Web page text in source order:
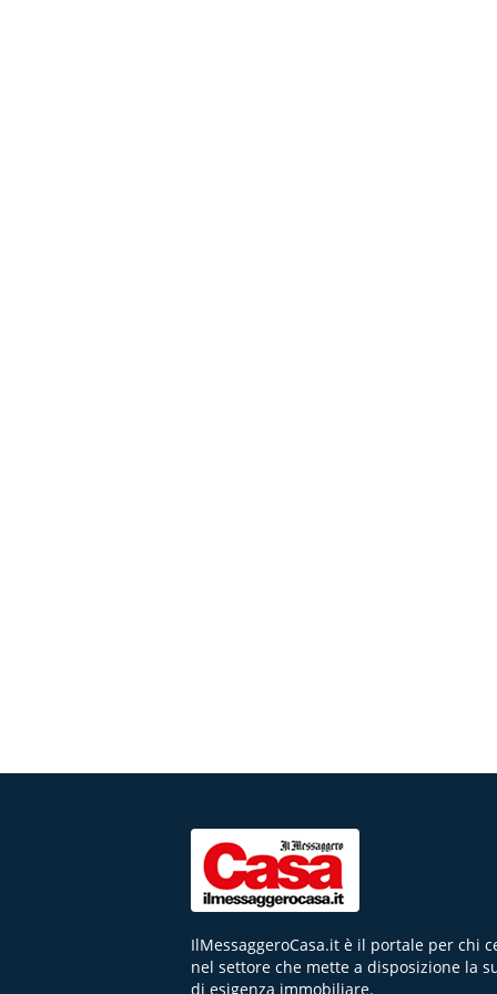
IlMessaggeroCasa.it è il portale per chi
nel settore che mette a disposizione la
di esigenza immobiliare.